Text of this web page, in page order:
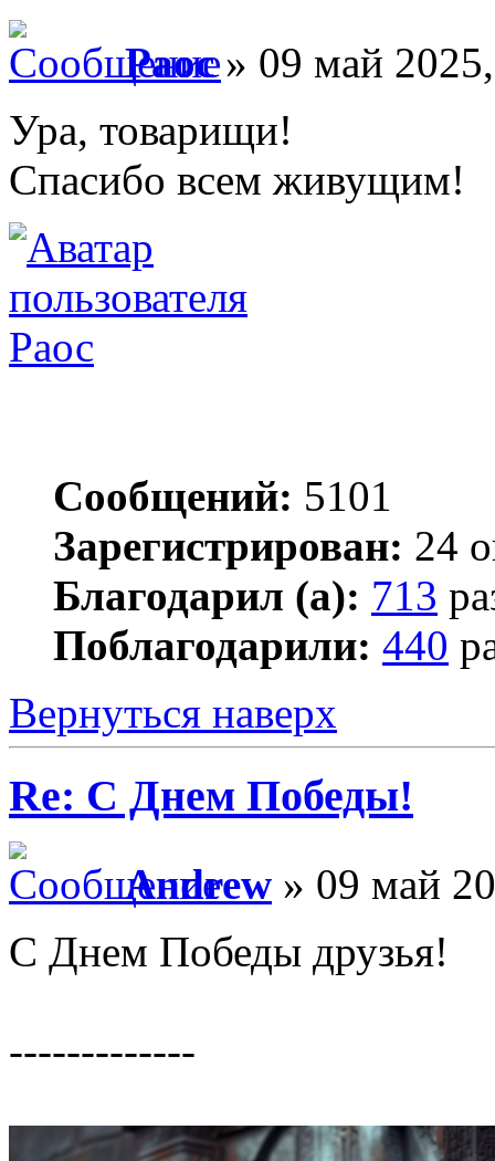
Раос» 09 май
Ура, товарищи!
Спасибо всем живущим!
Раос
Сообщений: 5101
Зарегистрирован: 24
Благодарил (а): 713
Поблагодарили: 440
Вернуться наверх
Re: С Днем Победы!
Andrew » 09 май
С Днем Победы друзья!
-------------